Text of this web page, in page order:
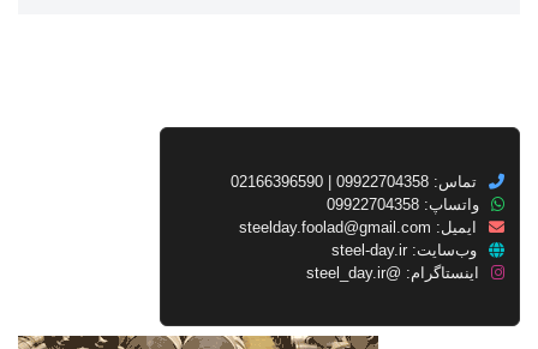
تماس: 09922704358 | 02166396590
واتساپ: 09922704358
ایمیل: steelday.foolad@gmail.com
وب‌سایت: steel-day.ir
اینستاگرام: @steel_day.ir